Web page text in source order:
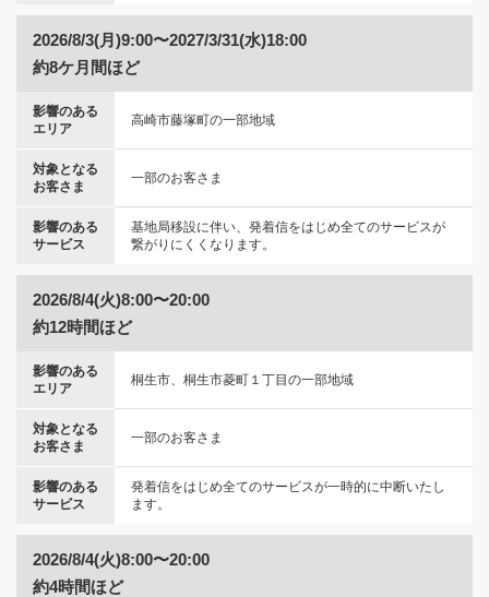
2026/8/3(月)9:00〜2027/3/31(水)18:00
約8ケ月間ほど
影響のある
エリア
高崎市藤塚町の一部地域
対象となる
お客さま
一部のお客さま
影響のある
サービス
基地局移設に伴い、発着信をはじめ全てのサービスが
繋がりにくくなります。
2026/8/4(火)8:00〜20:00
約12時間ほど
影響のある
エリア
桐生市、桐生市菱町１丁目の一部地域
対象となる
お客さま
一部のお客さま
影響のある
サービス
発着信をはじめ全てのサービスが一時的に中断いたし
ます。
2026/8/4(火)8:00〜20:00
約4時間ほど